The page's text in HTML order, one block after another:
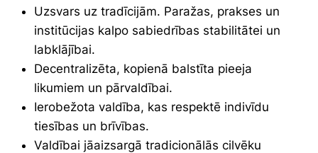
Uzsvars uz tradīcijām. Paražas, prakses un
institūcijas kalpo sabiedrības stabilitātei un
labklājībai.
Decentralizēta, kopienā balstīta pieeja
likumiem un pārvaldībai.
Ierobežota valdība, kas respektē indivīdu
tiesības un brīvības.
Valdībai jāaizsargā tradicionālās cilvēku